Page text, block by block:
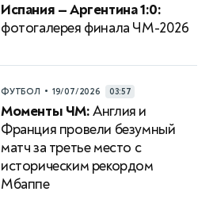
Испания — Аргентина 1:0:
фотогалерея финала ЧМ-2026
ФУТБОЛ • 19/07/2026 03:57
Моменты ЧМ:Англия и
Франция провели безумный
матч за третье место с
историческим рекордом
Мбаппе